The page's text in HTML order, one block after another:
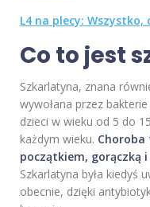
L4 na plecy: Wszystko,
Co to jest
Szkarlatyna, znana
wywołana przez
dzieci w wieku od 5 do
każdym wieku. Choroba
początkiem, gorączką
Szkarlatyna była kiedyś
obecnie, dzięki